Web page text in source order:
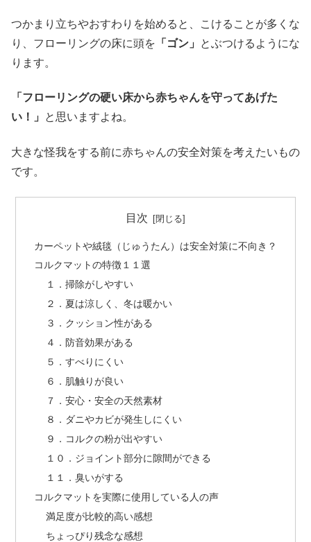
つかまり立ちやおすわりを始めると、こけることが多くな
り、フローリングの床に頭を 「ゴン」
とぶつけるようにな
ります。
「フローリングの硬い床から赤ちゃんを守ってあげた
い！」
と思いますよね。
大きな怪我をする前に赤ちゃんの安全対策を考えたいもの
です。
目次
カーペットや絨毯（じゅうたん）は安全対策に不向き？
コルクマットの特徴１１選
１．掃除がしやすい
２．夏は涼しく、冬は暖かい
３．クッション性がある
４．防音効果がある
５．すべりにくい
６．肌触りが良い
７．安心・安全の天然素材
８．ダニやカビが発生しにくい
９．コルクの粉が出やすい
１０．ジョイント部分に隙間ができる
１１．臭いがする
コルクマットを実際に使用している人の声
満足度が比較的高い感想
ちょっぴり残念な感想